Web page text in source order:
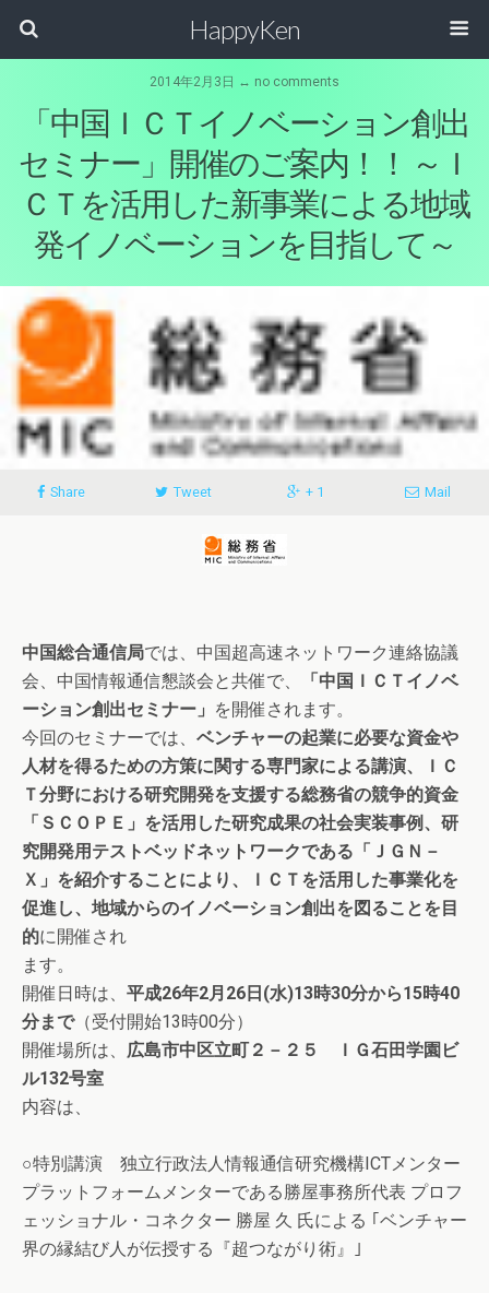
HappyKen
2014年2月3日 ↔ no comments
「中国ＩＣＴイノベーション創出
セミナー」開催のご案内！！ ～Ｉ
ＣＴを活用した新事業による地域
発イノベーションを目指して～
Share Tweet + 1 Mail
中国総合通信局では、中国超高速ネットワーク連絡協議
会、中国情報通信懇談会と共催で、
「中国ＩＣＴイノベ
ーション創出セミナー」 を開催されます。
今回のセミナーでは、 ベンチャーの起業に必要な資金や
人材を得るための方策に関する専門家による講演、ＩＣ
Ｔ分野における研究開発を支援する総務省の競争的資金
「ＳＣＯＰＥ」を活用した研究成果の社会実装事例、研
究開発用テストベッドネットワークである「ＪＧＮ－
Ｘ」を紹介することにより、ＩＣＴを活用した事業化を
促進し、地域からのイノベーション創出を図ることを目
的に開催され
ます。
開催日時は、 平成26年2月26日(水)13時30分から15時40
分まで（受付開始13時00分）
開催場所は、 広島市中区立町２－２５ ＩＧ石田学園ビ
ル132号室
内容は、
○特別講演 独立行政法人情報通信研究機構ICTメンター
プラットフォームメンターである勝屋事務所代表 プロフ
ェッショナル・コネクター 勝屋 久 氏による ｢ベンチャー
界の縁結び人が伝授する『超つながり術』｣